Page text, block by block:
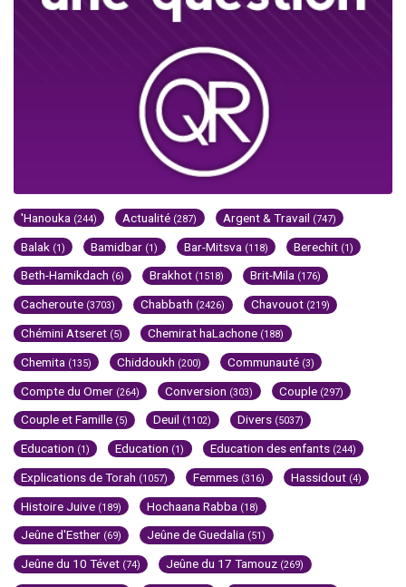
'Hanouka (244) Actualité (287) Argent & Travail (747)
Balak (1) Bamidbar (1) Bar-Mitsva (118) Berechit (1)
Beth-Hamikdach (6) Brakhot (1518) Brit-Mila (176)
Cacheroute (3703) Chabbath (2426) Chavouot (219)
Chémini Atseret (5) Chemirat haLachone (188)
Chemita (135) Chiddoukh (200) Communauté (3)
Compte du Omer (264) Conversion (303) Couple (297)
Couple et Famille (5) Deuil (1102) Divers (5037)
Education (1) Education (1) Education des enfants (244)
Explications de Torah (1057) Femmes (316) Hassidout (4)
Histoire Juive (189) Hochaana Rabba (18)
Jeûne d'Esther (69) Jeûne de Guedalia (51)
Jeûne du 10 Tévet (74) Jeûne du 17 Tamouz (269)